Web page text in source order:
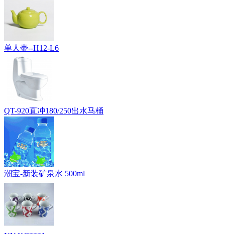
单人壶--H12-L6
QT-920直冲180/250出水马桶
潮宝-新装矿泉水 500ml